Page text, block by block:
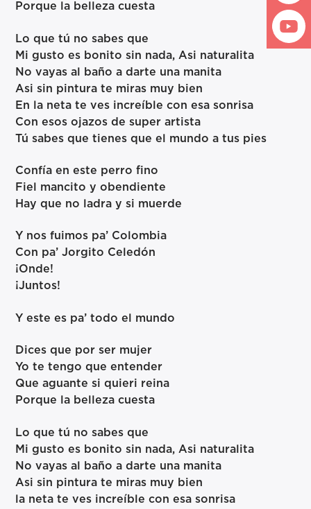
Porque la belleza cuesta
Lo que tú no sabes que
Mi gusto es bonito sin nada, Asi naturalita
No vayas al baño a darte una manita
Asi sin pintura te miras muy bien
En la neta te ves increíble con esa sonrisa
Con esos ojazos de super artista
Tú sabes que tienes que el mundo a tus pies
Confía en este perro fino
Fiel mancito y obendiente
Hay que no ladra y si muerde
Y nos fuimos pa’ Colombia
Con pa’ Jorgito Celedón
¡Onde!
¡Juntos!
Y este es pa’ todo el mundo
Dices que por ser mujer
Yo te tengo que entender
Que aguante si quieri reina
Porque la belleza cuesta
Lo que tú no sabes que
Mi gusto es bonito sin nada, Asi naturalita
No vayas al baño a darte una manita
Asi sin pintura te miras muy bien
la neta te ves increíble con esa sonrisa